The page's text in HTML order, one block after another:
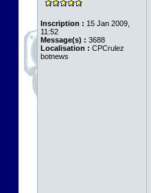
Inscription : 15 Jan 2009,
11:52
Message(s) : 3688
Localisation : CPCrulez
botnews